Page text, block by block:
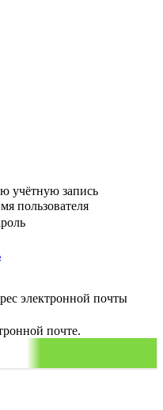
учётную запись
пользователя
электронной почты
почте.